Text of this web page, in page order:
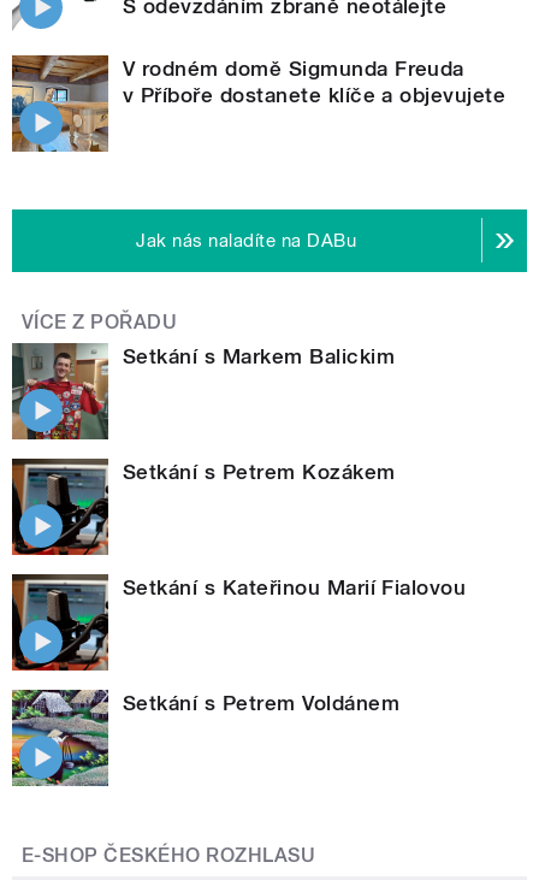
S odevzdáním zbraně neotálejte
V rodném domě Sigmunda Freuda
v Příboře dostanete klíče a objevujete
Jak nás naladíte na DABu
VÍCE Z POŘADU
Setkání s Markem Balickim
Setkání s Petrem Kozákem
Setkání s Kateřinou Marií Fialovou
Setkání s Petrem Voldánem
E-SHOP ČESKÉHO ROZHLASU